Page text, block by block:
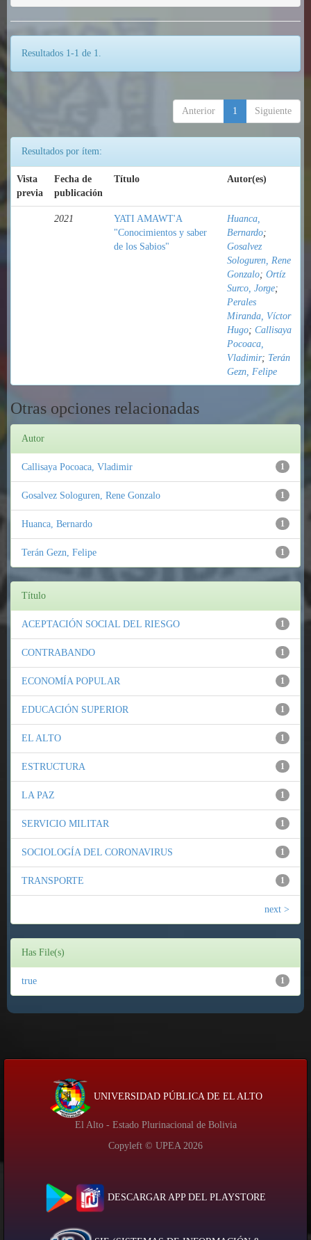
Resultados 1-1 de 1.
Anterior 1 Siguiente
Resultados por ítem:
Vista
previa
Fecha de
publicación
Título Autor(es)
2021
YATI AMAWT'A
"Conocimientos y saber
de los Sabios"
Huanca,
Bernardo;
Gosalvez
Sologuren, Rene
Gonzalo; Ortíz
Surco, Jorge;
Perales
Miranda, Víctor
Hugo; Callisaya
Pocoaca,
Vladimir; Terán
Gezn, Felipe
Otras opciones relacionadas
Autor
1
Callisaya Pocoaca, Vladimir
1
Gosalvez Sologuren, Rene Gonzalo
1
Huanca, Bernardo
1
Terán Gezn, Felipe
Título
1
ACEPTACIÓN SOCIAL DEL RIESGO
1
CONTRABANDO
1
ECONOMÍA POPULAR
1
EDUCACIÓN SUPERIOR
1
EL ALTO
1
ESTRUCTURA
1
LA PAZ
1
SERVICIO MILITAR
1
SOCIOLOGÍA DEL CORONAVIRUS
1
TRANSPORTE
next >
Has File(s)
1
true
UNIVERSIDAD PÚBLICA DE EL ALTO
El Alto - Estado Plurinacional de Bolivia
Copyleft © UPEA 2026
DESCARGAR APP DEL PLAYSTORE